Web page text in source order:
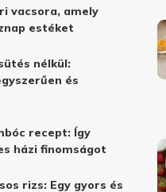
vacsora, amely
estéket
nélkül:
és
recept: Így
házi finomságot
rizs: Egy gyors és